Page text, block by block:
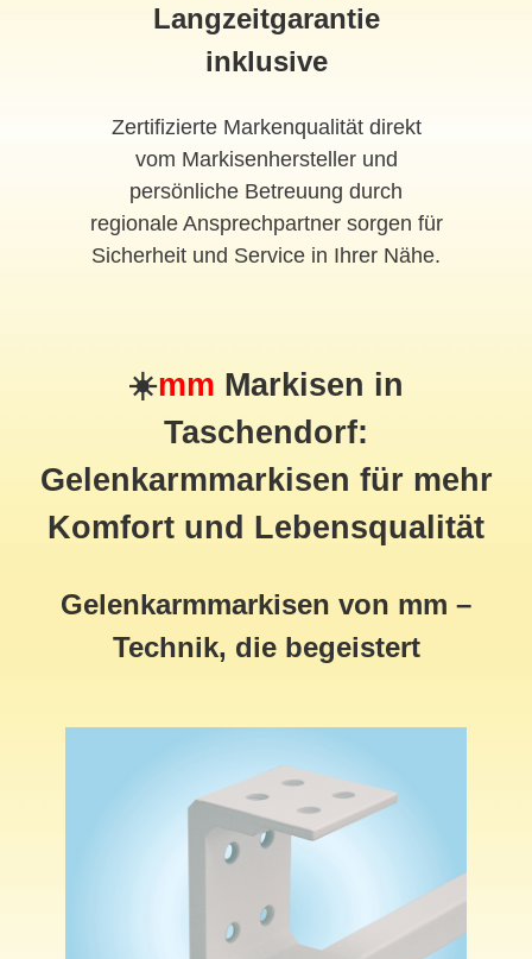
Langzeitgarantie
inklusive
Zertifizierte Markenqualität direkt
vom Markisenhersteller und
persönliche Betreuung durch
regionale Ansprechpartner sorgen für
Sicherheit und Service in Ihrer Nähe.
☀️mm Markisen in
Taschendorf:
Gelenkarmmarkisen für mehr
Komfort und Lebensqualität
Gelenkarmmarkisen von mm –
Technik, die begeistert